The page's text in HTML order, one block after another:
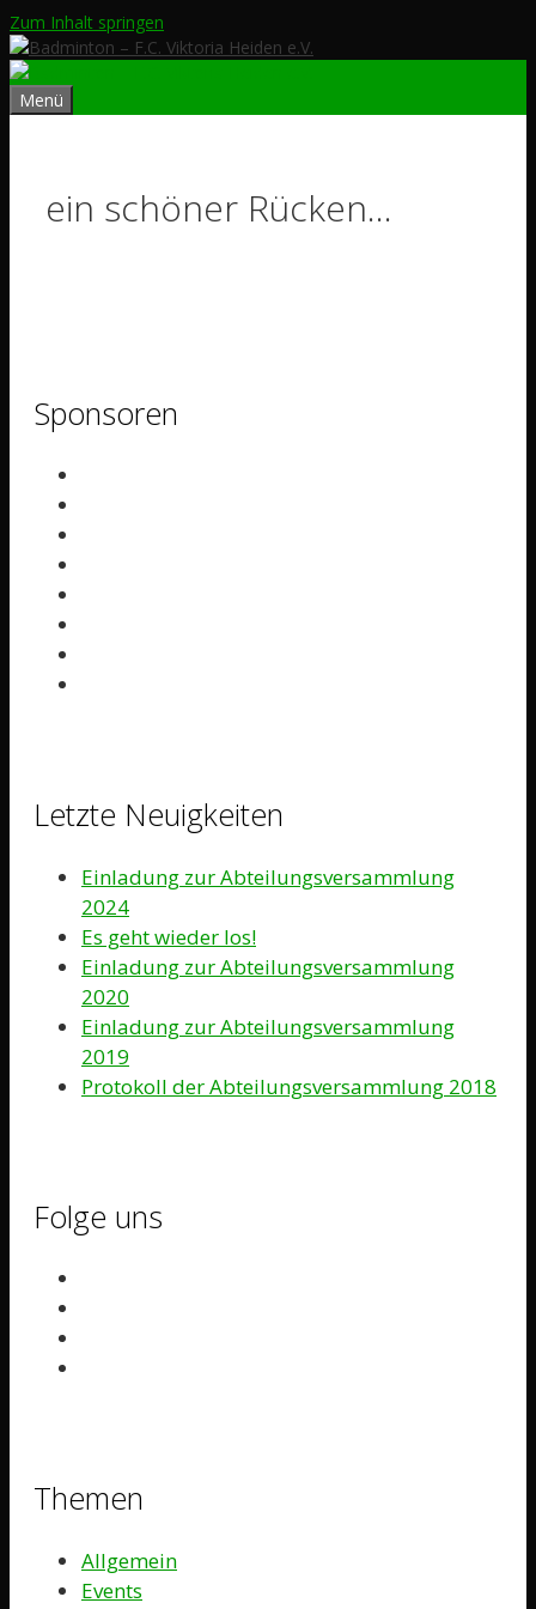
Zum Inhalt springen
Menü
ein schöner Rücken…
Sponsoren
Letzte Neuigkeiten
Einladung zur Abteilungsversammlung
2024
Es geht wieder los!
Einladung zur Abteilungsversammlung
2020
Einladung zur Abteilungsversammlung
2019
Protokoll der Abteilungsversammlung 2018
Folge uns
Themen
Allgemein
Events